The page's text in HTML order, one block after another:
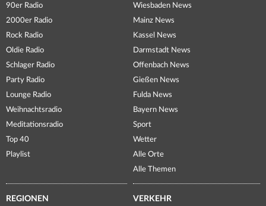
90er Radio
2000er Radio
Rock Radio
Oldie Radio
Schlager Radio
Party Radio
Lounge Radio
Weihnachtsradio
Meditationsradio
Top 40
Playlist
Wiesbaden News
Mainz News
Kassel News
Darmstadt News
Offenbach News
Gießen News
Fulda News
Bayern News
Sport
Wetter
Alle Orte
Alle Themen
REGIONEN VERKEHR